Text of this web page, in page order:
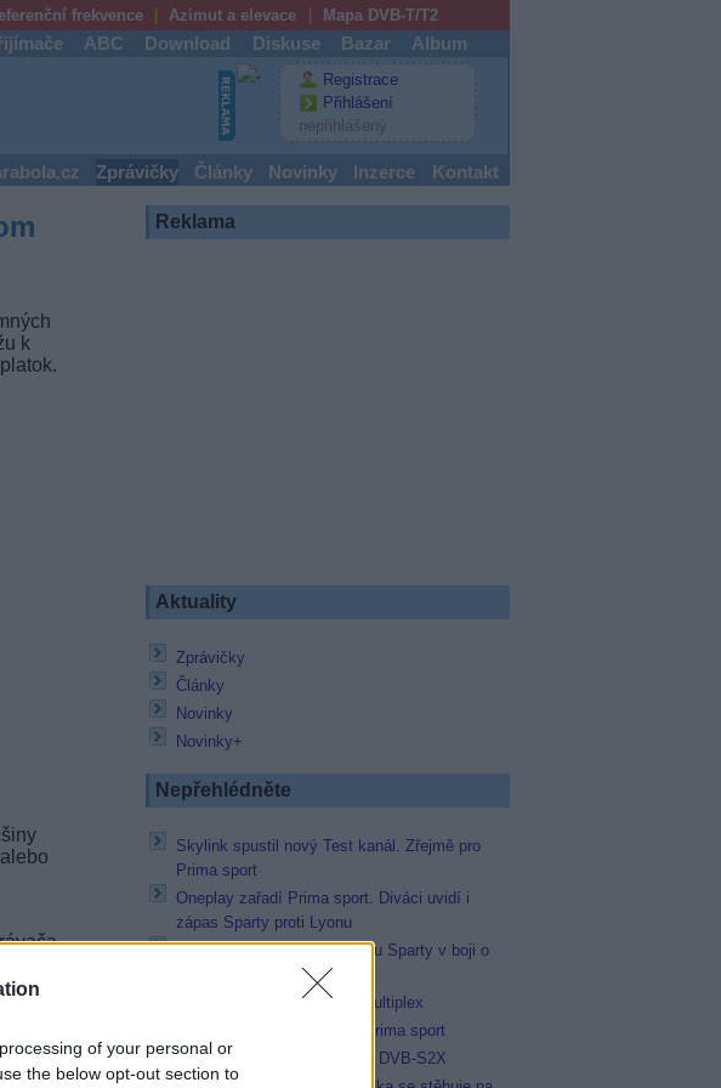
of your personal or
the below opt-out section to
frekvence Azimut a elevace Mapa DVB-T/T2
ABC Download Diskuse Bazar Album
Registrace
Přihlášení
nepřihlášený
Zprávičky Články Novinky Inzerce Kontakt
k
Reklama
Aktuality
Zprávičky
Články
Novinky
Novinky+
Nepřehlédněte
Skylink spustil nový Test kanál. Zřejmě pro
Prima sport
Oneplay zařadí Prima sport. Diváci uvidí i
zápas Sparty proti Lyonu
Prima sport odvysílá i odvetu Sparty v boji o
Operátor Du převzal další multiplex
Antik TV potvrdil zařazení Prima sport
Televisa Networks přešla na DVB-S2X